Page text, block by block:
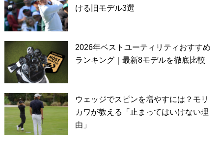
ける旧モデル3選
2026年ベストユーティリティおすすめ
ランキング｜最新8モデルを徹底比較
ウェッジでスピンを増やすには？モリ
カワが教える「止まってはいけない理
由」